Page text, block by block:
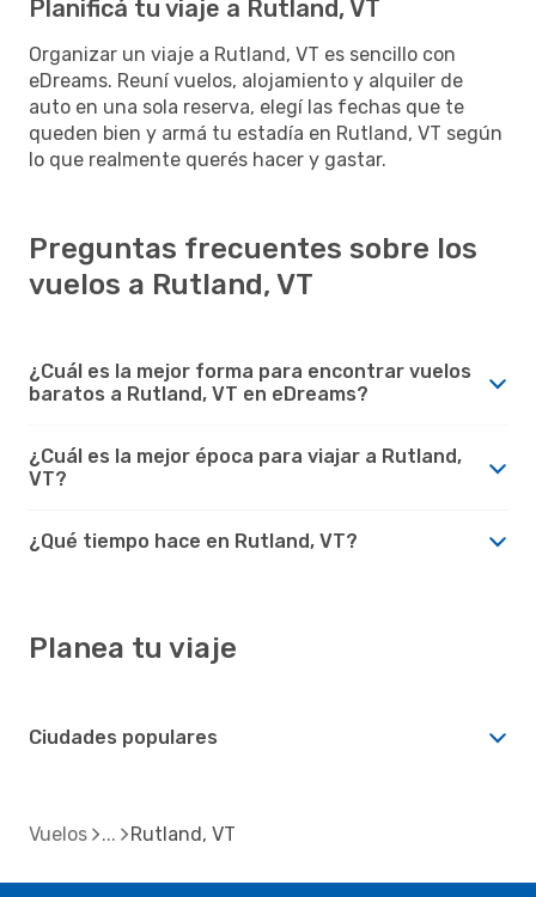
Planificá tu viaje a Rutland, VT
Organizar un viaje a Rutland, VT es sencillo con
eDreams. Reuní vuelos, alojamiento y alquiler de
auto en una sola reserva, elegí las fechas que te
queden bien y armá tu estadía en Rutland, VT según
lo que realmente querés hacer y gastar.
Preguntas frecuentes sobre los
vuelos a Rutland, VT
¿Cuál es la mejor forma para encontrar vuelos
baratos a Rutland, VT en eDreams?
¿Cuál es la mejor época para viajar a Rutland,
VT?
¿Qué tiempo hace en Rutland, VT?
Planea tu viaje
Ciudades populares
Vuelos Rutland, VT